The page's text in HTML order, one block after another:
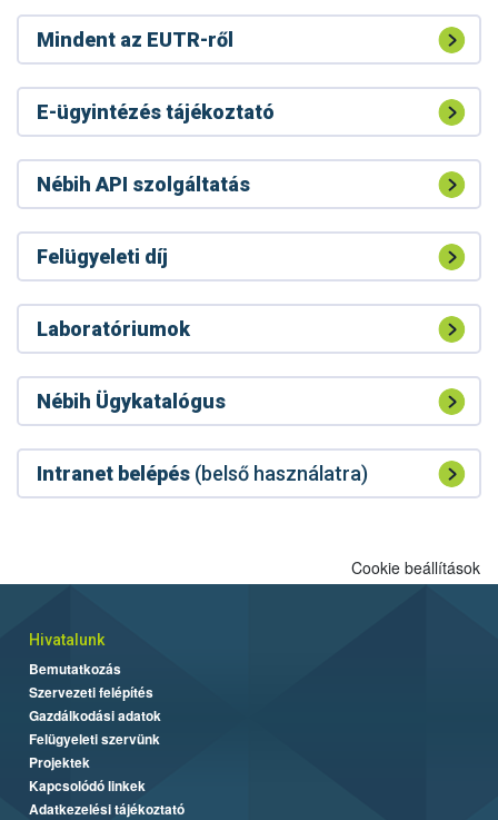
Mindent az EUTR-ről
E-ügyintézés tájékoztató
Nébih API szolgáltatás
Felügyeleti díj
Laboratóriumok
Nébih Ügykatalógus
Intranet belépés (belső használatra)
Cookie beállítások
Hivatalunk
Bemutatkozás
Szervezeti felépítés
Gazdálkodási adatok
Felügyeleti szervünk
Projektek
Kapcsolódó linkek
Adatkezelési tájékoztató